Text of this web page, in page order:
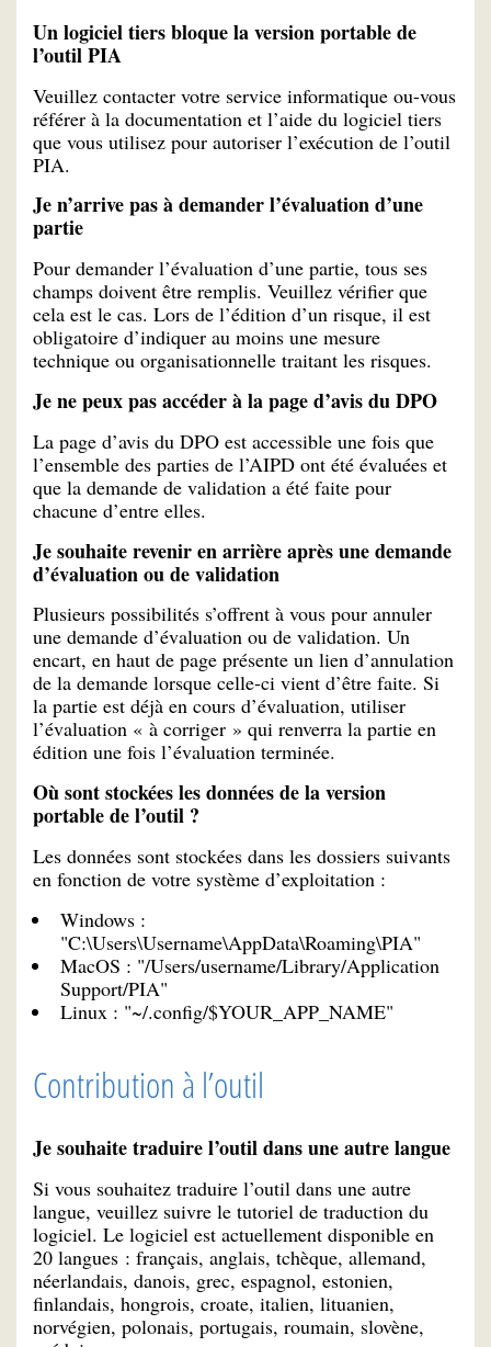
Un logiciel tiers bloque la version portable de
l’outil PIA
Veuillez contacter votre service informatique ou-vous
référer à la documentation et l’aide du logiciel tiers
que vous utilisez pour autoriser l’exécution de l’outil
PIA.
Je n’arrive pas à demander l’évaluation d’une
partie
Pour demander l’évaluation d’une partie, tous ses
champs doivent être remplis. Veuillez vérifier que
cela est le cas. Lors de l’édition d’un risque, il est
obligatoire d’indiquer au moins une mesure
technique ou organisationnelle traitant les risques.
Je ne peux pas accéder à la page d’avis du DPO
La page d’avis du DPO est accessible une fois que
l’ensemble des parties de l’AIPD ont été évaluées et
que la demande de validation a été faite pour
chacune d’entre elles.
Je souhaite revenir en arrière après une demande
d’évaluation ou de validation
Plusieurs possibilités s’offrent à vous pour annuler
une demande d’évaluation ou de validation. Un
encart, en haut de page présente un lien d’annulation
de la demande lorsque celle-ci vient d’être faite. Si
la partie est déjà en cours d’évaluation, utiliser
l’évaluation « à corriger » qui renverra la partie en
édition une fois l’évaluation terminée.
Où sont stockées les données de la version
portable de l’outil ?
Les données sont stockées dans les dossiers suivants
en fonction de votre système d’exploitation :
Windows :
"C:\Users\Username\AppData\Roaming\PIA"
MacOS : "/Users/username/Library/Application
Support/PIA"
Linux : "~/.config/$YOUR_APP_NAME"
Contribution à l’outil
Je souhaite traduire l’outil dans une autre langue
Si vous souhaitez traduire l’outil dans une autre
langue, veuillez suivre le tutoriel de traduction du
logiciel. Le logiciel est actuellement disponible en
20 langues : français, anglais, tchèque, allemand,
néerlandais, danois, grec, espagnol, estonien,
finlandais, hongrois, croate, italien, lituanien,
norvégien, polonais, portugais, roumain, slovène,